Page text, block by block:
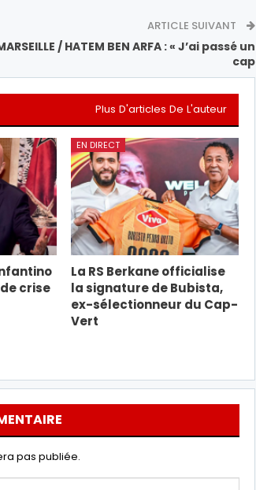
ARTICLE SUIVANT
/ HATEM BEN ARFA : « J’ai passé un
cap
Plus D'articles De L'auteur
crise
EN DIRECT
La RS Berkane officialise
la signature de Bubista,
ex-sélectionneur du Cap-
Vert
pas publiée.